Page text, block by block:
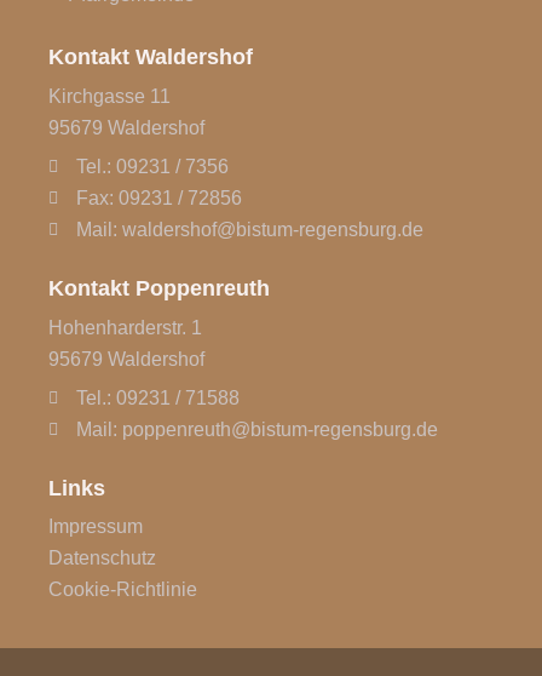
Kontakt Waldershof
Kirchgasse 11
95679 Waldershof
Tel.: 09231 / 7356
Fax: 09231 / 72856
Mail: waldershof@bistum-regensburg.de
Kontakt Poppenreuth
Hohenharderstr. 1
95679 Waldershof
Tel.: 09231 / 71588
Mail: poppenreuth@bistum-regensburg.de
Links
Impressum
Datenschutz
Cookie-Richtlinie